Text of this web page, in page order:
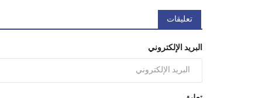
تعليقات
البريد الإلكتروني